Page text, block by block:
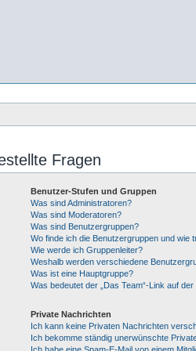
Fragen
Benutzer-Stufen und Gruppen
Was sind Administratoren?
Was sind Moderatoren?
Was sind Benutzergruppen?
Wo finde ich die Benutzergruppen und wie
Wie werde ich Gruppenleiter?
Weshalb werden verschiedene
Was ist eine Hauptgruppe?
Was bedeutet der „Das Team“-Link auf
Private Nachrichten
Ich kann keine Privaten Nachrichten
Ich bekomme ständig unerwünschte